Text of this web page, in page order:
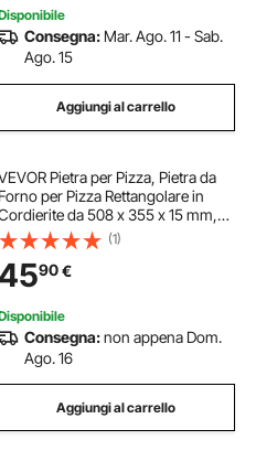
Consegna: Mar. Ago. 11 - Sab.
Ago. 15
Aggiungi al carrello
Pietra per Pizza, Pietra da
Forno per Pizza Rettangolare in
da 508 x 355 x 15 mm,
con Pala in Alluminio, Cordierite
Resistente al Calore, per Forno da
Cucina, Cottura di Pane
(1)
4590€
Consegna:non appena Dom.
Ago. 16
Aggiungi al carrello